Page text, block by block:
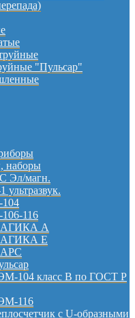
"Пульсар"
наборы
Эл/магн.
ультразвук.
116
А
Е
104 класс B по ГОСТ Р
116
с U-образными